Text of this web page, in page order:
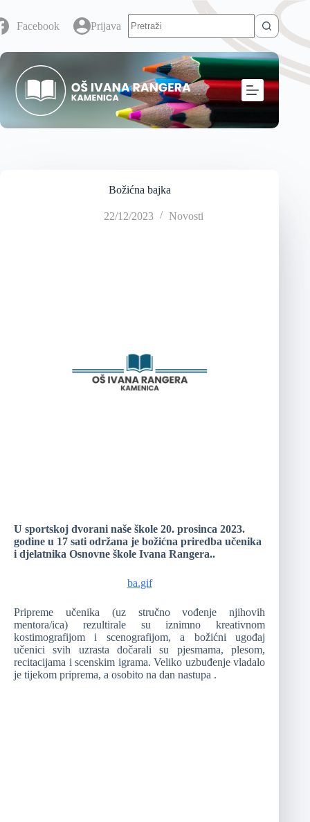
Facebook Prijava
Božićna bajka
22/12/2023 Novosti
U sportskoj dvorani naše škole 20. prosinca 2023.
godine u 17 sati održana je božićna priredba učenika
i djelatnika Osnovne škole Ivana Rangera..
ba.gif
Pripreme učenika (uz stručno vođenje njihovih
mentora/ica) rezultirale su iznimno kreativnom
kostimografijom i scenografijom, a božićni ugođaj
učenici svih uzrasta dočarali su pjesmama, plesom,
recitacijama i scenskim igrama. Veliko uzbuđenje vladalo
je tijekom priprema, a osobito na dan nastupa .